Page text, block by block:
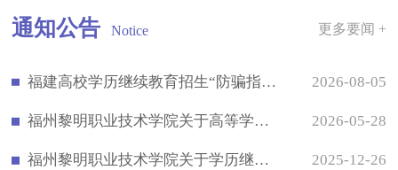
通知公告 Notice 更多要闻 +
福建高校学历继续教育招生“防骗指南” 2026-08-05
福州黎明职业技术学院关于高等学历继续教育图像信息采集工作的通知 2026-05-28
福州黎明职业技术学院关于学历继续教育办学问题整改完成情况的公告 2025-12-26